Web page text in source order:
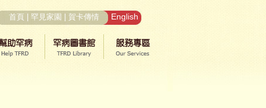
首頁 罕見家園 賀卡傳情 English